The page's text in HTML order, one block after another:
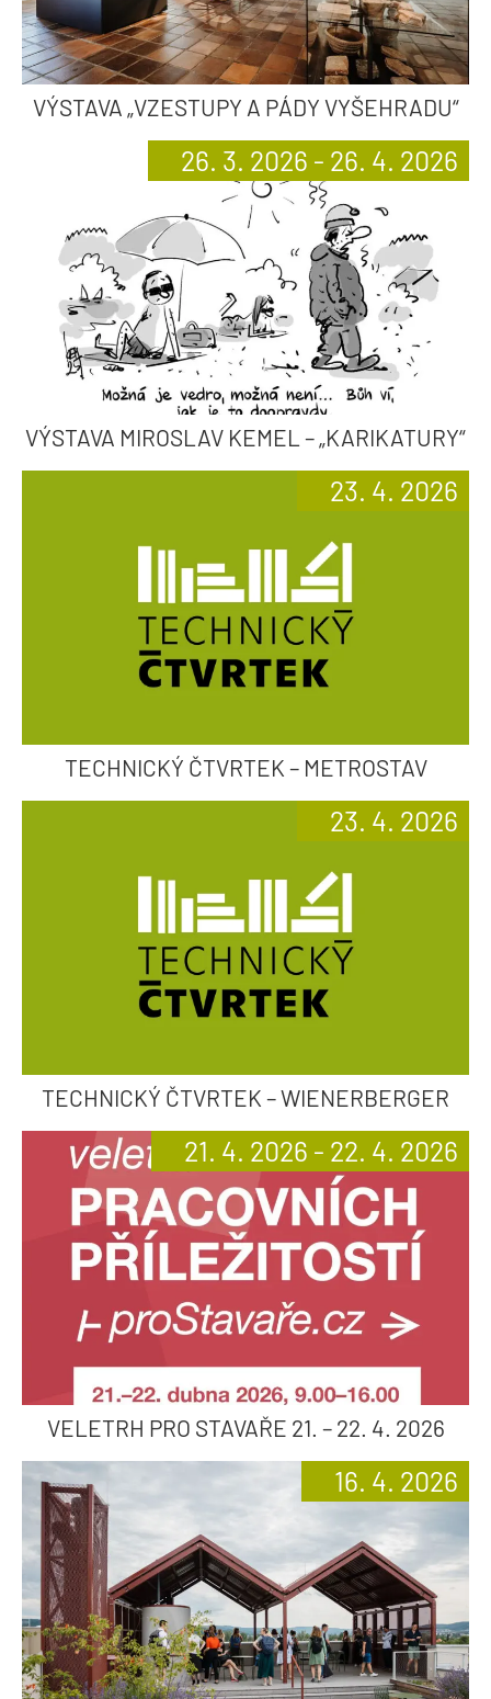
VÝSTAVA „VZESTUPY A PÁDY VYŠEHRADU“
VÝSTAVA MIROSLAV KEMEL – „KARIKATURY“
26. 3. 2026 - 26. 4. 2026
TECHNICKÝ ČTVRTEK – METROSTAV
23. 4. 2026
TECHNICKÝ ČTVRTEK – WIENERBERGER
23. 4. 2026
VELETRH PRO STAVAŘE 21. – 22. 4. 2026
21. 4. 2026 - 22. 4. 2026
16. 4. 2026